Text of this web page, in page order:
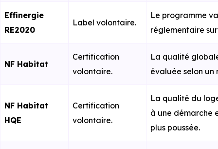
Effinergie
RE2020
Label volontaire.
Le programme
réglementaire
NF Habitat
Certification
volontaire.
La qualité
évaluée selon un
NF Habitat
HQE
Certification
volontaire.
La qualité du
à une démarche
plus poussée.